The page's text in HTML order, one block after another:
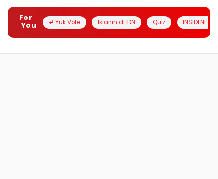
For
You
# Yuk Vote Iklanin di IDN Quiz INSIDENESIA